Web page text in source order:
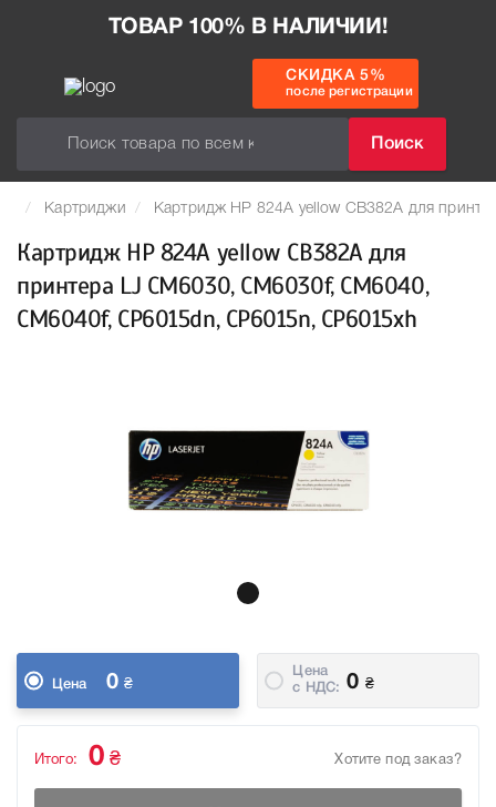
ТОВАР 100% В НАЛИЧИИ!
Поиск
СКИДКА 5%
после регистрации
Картриджи Картридж HP 824A yellow CB382A для
Картридж HP 824A yellow CB382A для
принтера LJ CM6030, CM6030f, CM6040,
CM6040f, CP6015dn, CP6015n, CP6015xh
Цена 0 ₴
Цена
c НДС:
0 ₴
Хотите под заказ?
Итого: 0 ₴